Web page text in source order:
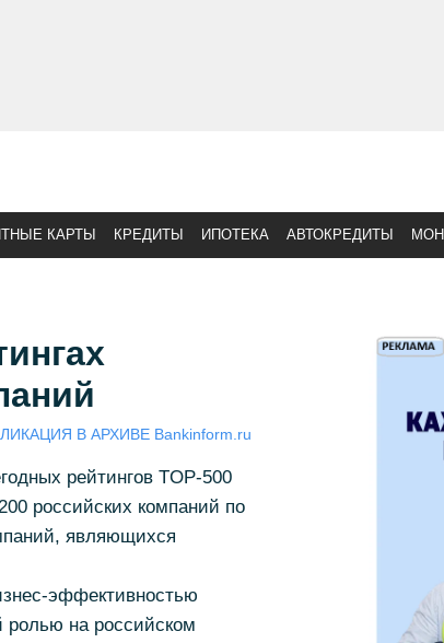
КАРТЫ КРЕДИТЫ ИПОТЕКА АВТОКРЕДИТЫ
В АРХИВЕ Bankinform.ru
рейтингов TOP-500
российских компаний по
являющихся
эффективностью
ролью на российском